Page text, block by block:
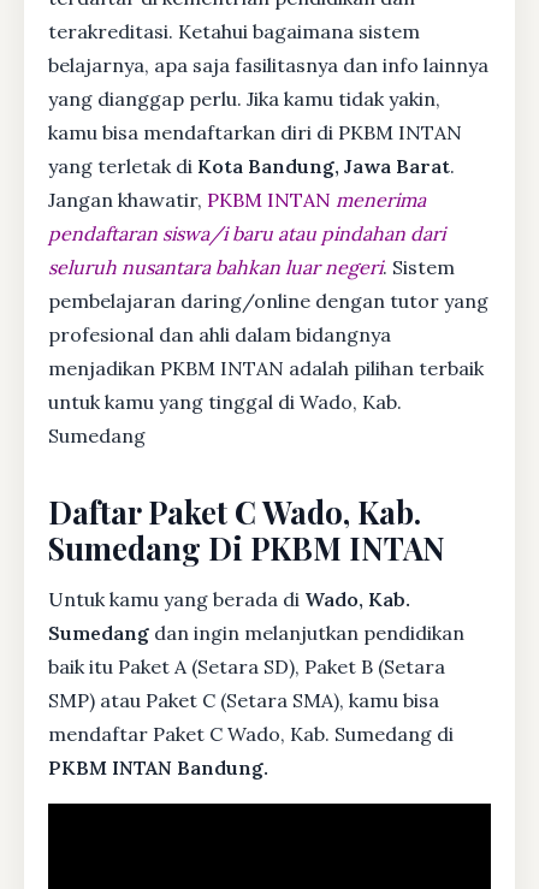
terakreditasi. Ketahui bagaimana sistem
belajarnya, apa saja fasilitasnya dan info lainnya
yang dianggap perlu. Jika kamu tidak yakin,
kamu bisa mendaftarkan diri di PKBM INTAN
yang terletak di Kota Bandung, Jawa Barat.
Jangan khawatir, PKBM INTAN menerima
pendaftaran siswa/i baru atau pindahan dari
seluruh nusantara bahkan luar negeri. Sistem
pembelajaran daring/online dengan tutor yang
profesional dan ahli dalam bidangnya
menjadikan PKBM INTAN adalah pilihan terbaik
untuk kamu yang tinggal di Wado, Kab.
Sumedang
Daftar Paket C Wado, Kab.
Sumedang Di PKBM INTAN
Untuk kamu yang berada di Wado, Kab.
Sumedang dan ingin melanjutkan pendidikan
baik itu Paket A (Setara SD), Paket B (Setara
SMP) atau Paket C (Setara SMA), kamu bisa
mendaftar Paket C Wado, Kab. Sumedang di
PKBM INTAN Bandung.